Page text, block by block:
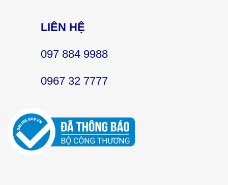
LIÊN HỆ
097 884 9988
0967 32 7777